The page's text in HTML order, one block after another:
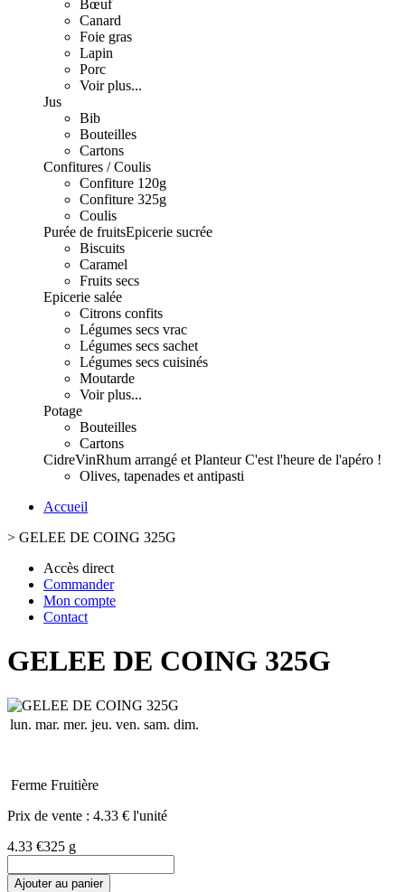
Bœuf
Canard
Foie gras
Lapin
Porc
Voir plus...
Jus
Bib
Bouteilles
Cartons
Confitures / Coulis
Confiture 120g
Confiture 325g
Coulis
Purée de fruitsEpicerie sucrée
Biscuits
Caramel
Fruits secs
Epicerie salée
Citrons confits
Légumes secs vrac
Légumes secs sachet
Légumes secs cuisinés
Moutarde
Voir plus...
Potage
Bouteilles
Cartons
CidreVinRhum arrangé et PlanteurC'est l'heure de l'apéro !
Olives, tapenades et antipasti
Accueil
> GELEE DE COING 325G
Accès direct
Commander
Mon compte
Contact
GELEE DE COING 325G
lun. mar. mer. jeu. ven. sam. dim.
Ferme Fruitière
Prix de vente : 4.33 € l'unité
4.33 €325 g
Ajouter au panier